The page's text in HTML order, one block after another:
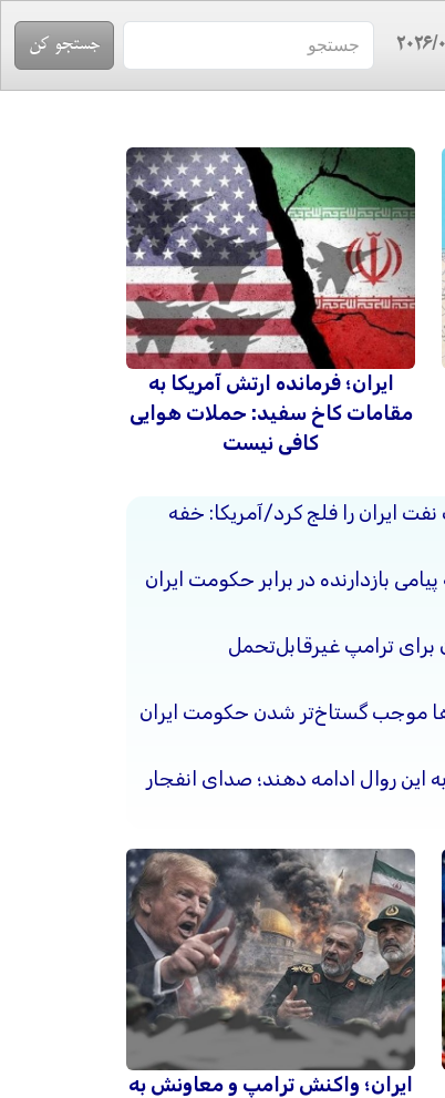
ایران؛ فرمانده ارتش آمریکا به
مقامات کاخ سفید: حملات هوایی
کافی نیست
ایران را فلج کرد/آمریکا: خفه
بازدارنده در برابر حکومت ایران
برای ترامپ غیرقابل‌تحمل
موجب گستاخ‌تر شدن حکومت ایران
این روال ادامه دهند؛ صدای انفجار
ایران؛ واکنش ترامپ و معاونش به